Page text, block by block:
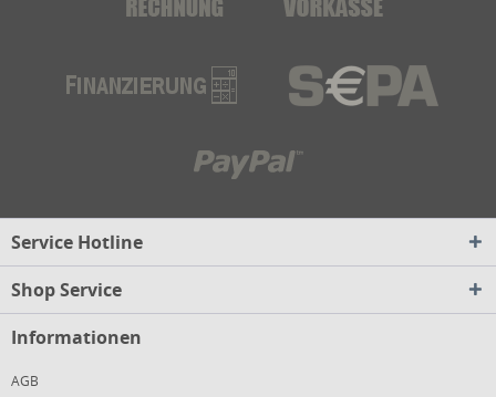
Service Hotline
Shop Service
Informationen
AGB